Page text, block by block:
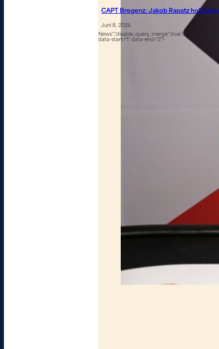
CAPT Bregenz: Jakob Rapatz holt sich
Juni 8, 2026
data-start="1" data-end="2">